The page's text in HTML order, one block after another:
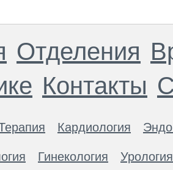
Отделения
Контакты
Кардиология
Гинекология Урология